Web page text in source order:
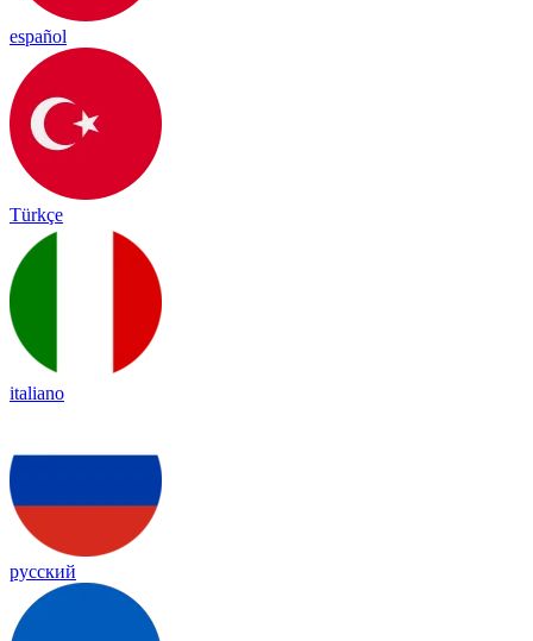
español
Türkçe
italiano
русский